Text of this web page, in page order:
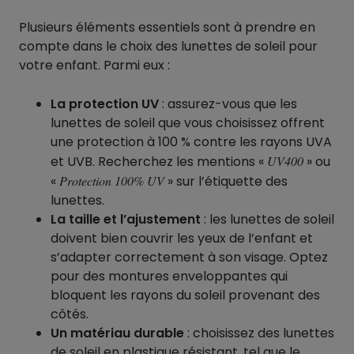
Plusieurs éléments essentiels sont à prendre en
compte dans le choix des lunettes de soleil pour
votre enfant. Parmi eux :
La protection UV : assurez-vous que les
lunettes de soleil que vous choisissez offrent
une protection à 100 % contre les rayons UVA
et UVB. Recherchez les mentions « UV400 » ou
« Protection 100% UV» sur l’étiquette des
lunettes.
La taille et l’ajustement : les lunettes de soleil
doivent bien couvrir les yeux de l’enfant et
s’adapter correctement à son visage. Optez
pour des montures enveloppantes qui
bloquent les rayons du soleil provenant des
côtés.
Un matériau durable : choisissez des lunettes